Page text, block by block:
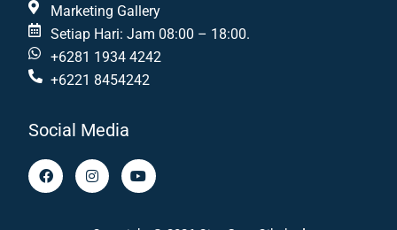
Marketing Gallery
Setiap Hari: Jam 08:00 – 18:00.
+6281 1934 4242
+6221 8454242
Social Media
F
a
c
I
n
s
Y
o
u